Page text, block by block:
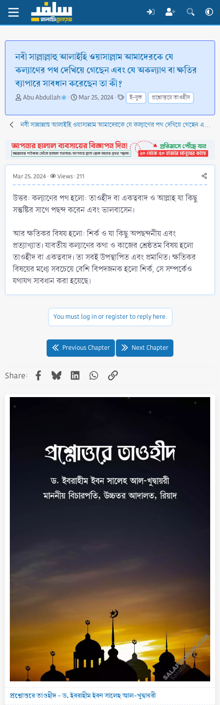
নবী সাল্লাল্লাহু আলাইহি ওয়াসাল্লাম আমাদেরকে যে
কল্যাণের পথ দেখিয়ে গেছেন এবং যে অকল্যাণ বা ক্ষতির
ব্যাপারে সাবধান করেছেন তা কী?
T
r
e
d
s
r
e
r
Abu Abdullah
S
a
r
d
a
Mar 25, 2024
T
a
g
s
ই-বুক প্রশ্নোত্তরে তাওহীদ
নবী সাল্লাল্লাহু আলাইহি ওয়াসাল্লাম আমাদেরকে যে কল্যাণের পথ দেখিয়ে গেছেন এবং যে অকল্যাণ বা ক্ষতির ব্যাপারে সাবধান করেছেন তা কী?
Mar 25, 2024 Views: 211
উত্তর: কল্যাণের পথ হলো: তাওহীদ বা একত্ববাদ ও আল্লাহ যা কিছু
সন্তুষ্টির সাথে পছন্দ করেন এবং ভালবাসেন।
আর ক্ষতিকর বিষয় হলো: শির্ক ও যা কিছু অপছন্দনীয় এবং
প্রত্যাখ্যাত। যাবতীয় কল্যাণের কথা ও কাজের শ্রেষ্ঠতম বিষয় হলো
তাওহীদ বা একত্ববাদ। তা সবই উপস্থাপিত এবং প্রমাণিত। ক্ষতিকর
বিষয়ের মধ্যে সবচেয়ে বেশি বিপদজনক হলো শির্ক, সে সম্পর্কেও
যথাযথ সাবধান করা হয়েছে।
You must log in or register to reply here.
Previous Chapter Next Chapter
Share: Facebook
BlueskyLinkedInWhatsApp
Link
প্রশ্নোত্তরে তাওহীদ - ড. ইবরাহীম ইবন সালেহ আল-খুদ্বায়রী